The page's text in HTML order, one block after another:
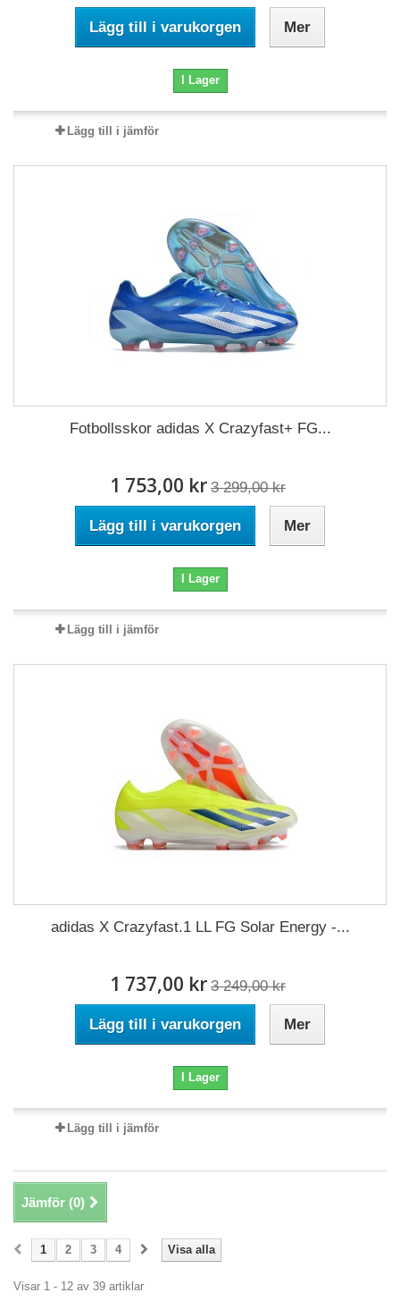
Lägg till i varukorgen Mer
I Lager
Lägg till i jämför
Fotbollsskor adidas X Crazyfast+ FG...
1 753,00 kr 3 299,00 kr
Lägg till i varukorgen Mer
I Lager
Lägg till i jämför
adidas X Crazyfast.1 LL FG Solar Energy -...
1 737,00 kr 3 249,00 kr
Lägg till i varukorgen Mer
I Lager
Lägg till i jämför
Jämför (0)
Visa alla
1 2 3 4
Visar 1 - 12 av 39 artiklar